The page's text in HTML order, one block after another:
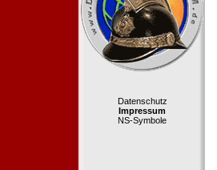
Datenschutz
Impressum
NS-Symbole